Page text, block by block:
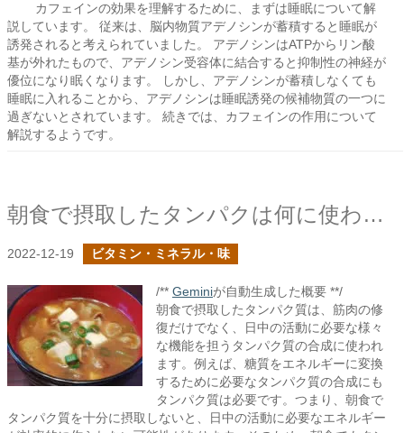
カフェインの効果を理解するために、まずは睡眠について解
説しています。 従来は、脳内物質アデノシンが蓄積すると睡眠が
誘発されると考えられていました。 アデノシンはATPからリン酸
基が外れたもので、アデノシン受容体に結合すると抑制性の神経が
優位になり眠くなります。 しかし、アデノシンが蓄積しなくても
睡眠に入れることから、アデノシンは睡眠誘発の候補物質の一つに
過ぎないとされています。 続きでは、カフェインの作用について
解説するようです。
朝食で摂取したタンパクは何に使われるのか？
2022-12-19 ビタミン・ミネラル・味
/** Geminiが自動生成した概要 **/
朝食で摂取したタンパク質は、筋肉の修
復だけでなく、日中の活動に必要な様々
な機能を担うタンパク質の合成に使われ
ます。例えば、糖質をエネルギーに変換
するために必要なタンパク質の合成にも
タンパク質は必要です。つまり、朝食で
タンパク質を十分に摂取しないと、日中の活動に必要なエネルギー